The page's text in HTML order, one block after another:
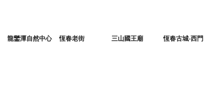
龍鑾潭自然中心 恆春老街 三山國王廟 恆春古城-西門